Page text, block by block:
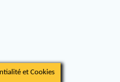
et Cookies